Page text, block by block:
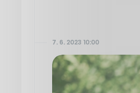
7. 6. 2023 10:00